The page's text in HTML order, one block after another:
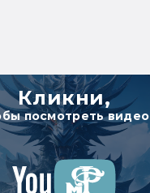
Кликни,
посмотреть видео